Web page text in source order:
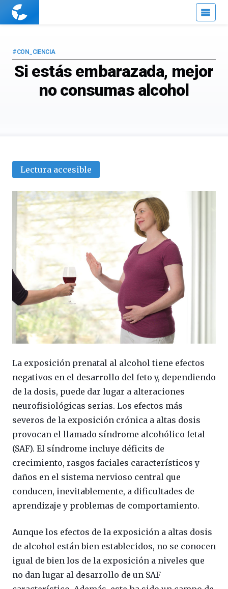
Cuaderno
Si estás embarazada, mejor
no consumas alcohol
#CON_CIENCIA
Lectura accesible
La exposición prenatal al alcohol tiene efectos
negativos en el desarrollo del feto y, dependiendo
de la dosis, puede dar lugar a alteraciones
neurofisiológicas serias. Los efectos más
severos de la exposición crónica a altas dosis
provocan el llamado síndrome alcohólico fetal
(SAF). El síndrome incluye déficits de
crecimiento, rasgos faciales característicos y
daños en el sistema nervioso central que
conducen, inevitablemente, a dificultades de
aprendizaje y problemas de comportamiento.
Aunque los efectos de la exposición a altas dosis
de alcohol están bien establecidos, no se conocen
igual de bien los de la exposición a niveles que
no dan lugar al desarrollo de un SAF